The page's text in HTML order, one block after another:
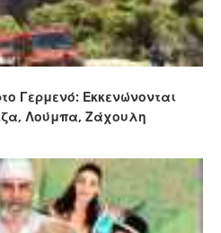
Γερμενό: Εκκενώνονται
Λούμπα, Ζάχουλη